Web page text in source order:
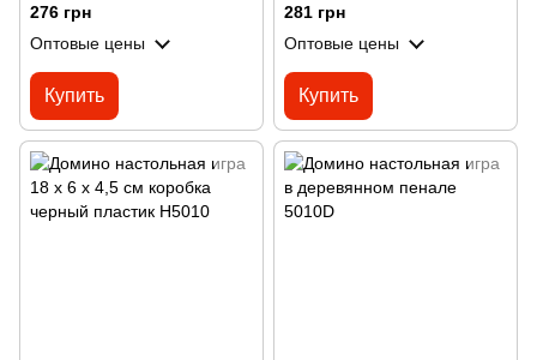
276 грн
Оптовые цены
Купить
281 грн
Оптовые цены
Купить